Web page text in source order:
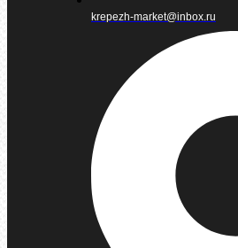
krepezh-market@inbox.ru